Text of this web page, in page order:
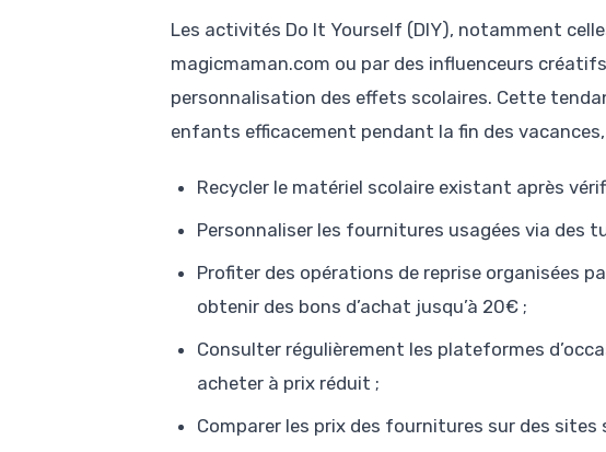
Les activités Do It Yourself (DIY), notamment
magicmaman.com ou par des influenceurs
personnalisation des effets scolaires. Cette
enfants efficacement pendant la fin des
Recycler le matériel scolaire existant après
Personnaliser les fournitures usagées via des
Profiter des opérations de reprise organisées
obtenir des bons d’achat jusqu’à 20€ ;
Consulter régulièrement les plateformes
acheter à prix réduit ;
Comparer les prix des fournitures sur des